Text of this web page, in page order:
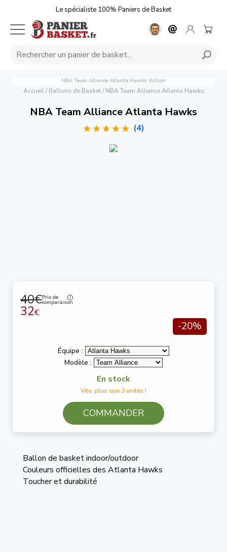
Le spécialiste 100% Paniers de Basket
NBA Team Alliance Atlanta Hawks Wilson
Accueil/ Ballons de Basket/ NBA Team Alliance Atlanta Hawks
NBA Team Alliance Atlanta Hawks
(4)
40€Prix de
comparaison
32€
-20%
Équipe :
Modèle :
En stock
Vite, plus que 3 unités !
COMMANDER
Ballon de basket indoor/outdoor
Couleurs officielles des Atlanta Hawks
Toucher et durabilité